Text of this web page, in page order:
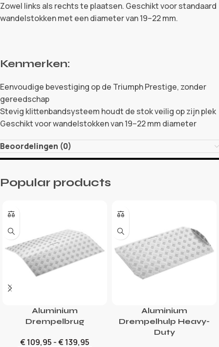
Zowel links als rechts te plaatsen. Geschikt voor standaard
wandelstokken met een diameter van 19–22 mm.
Kenmerken:
Eenvoudige bevestiging op de Triumph Prestige, zonder
gereedschap
Stevig klittenbandsysteem houdt de stok veilig op zijn plek
Geschikt voor wandelstokken van 19–22 mm diameter
Beoordelingen (0)
Popular products
Aluminium
Drempelbrug
€ 109,95 -€ 139,95
Aluminium
Drempelhulp Heavy-
Duty